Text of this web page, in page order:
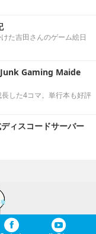
た吉田さんのゲーム絵日
Junk Gaming Maide
した4コマ。単行本も好評
ィスコードサーバー